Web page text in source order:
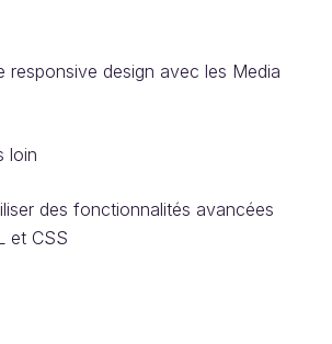
responsive design avec les Media
loin
des fonctionnalités avancées
et CSS